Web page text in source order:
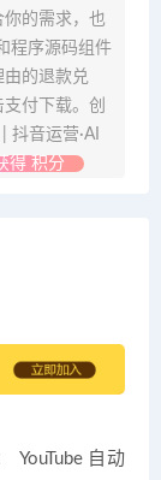
的需求，也
程序源码组件
的退款兑
付下载。创
抖音运营·AI
得 积分
YouTube 自动